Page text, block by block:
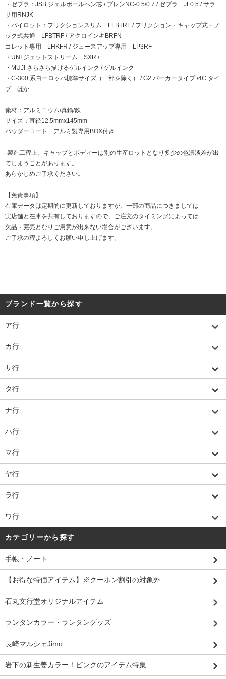
・ゼブラ：JSB ジェルボールペン芯 / ブレンNC-0.5/0.7 / ゼブラ JF0.5 / サラ
サ用RNJK
・パイロット：フリクションスリム LFBTRF / フリクション・キャップ式・ノ
ック式共通 LFBTRF / アクロインキBRFN
コレット専用 LHKFR / ジュースアップ専用 LP3RF
・UNI ジェットストリーム SXR /
・MUJI さらさら描けるゲルインク / ゲルインク
・C-300 系ヨーロッパ標準サイズ（一部を除く） / G2 パーカータイプ /4C タイ
プ ほか
素材：アルミニウム/真鍮/鉄
サイズ：直径12.5mmx145mm
パウダーコート アルミ製専用BOX付き
-製造工程上、キャップとボディーは別の生産ロットとなり多少の色濃淡差が出
てしまうことがあります。
あらかじめご了承ください。
【免責事項】
在庫データは定期的に更新しておりますが、一部の商品につきましては
実店舗と在庫を共有しておりますので、ご注文のタイミングによっては
欠品・完売となりご用意が出来ない場合がございます。
ご了承の程よろしくお願い申し上げます。
ブランド一覧から探す
ア行
カ行
サ行
タ行
ナ行
ハ行
マ行
ヤ行
ラ行
ワ行
カテゴリーから探す
手帳・ノート
【お得な特価アイテム】※クーポン割引の対象外
石丸文行堂オリジナルアイテム
ランタンカラー・ランタングッズ
長崎マルシェJimo
岩下の新生姜カラー！ピンクのアイテム特集